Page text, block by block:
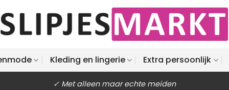
Kleding en lingerie Extra persoonlijk
✓ Met alleen maar echte meiden